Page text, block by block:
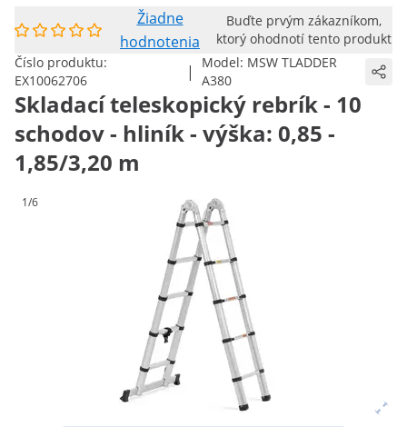
Žiadne
hodnotenia
Buďte prvým zákazníkom,
ktorý ohodnotí tento produkt
Číslo produktu:
EX10062706
| Model: MSW TLADDER
A380
Skladací teleskopický rebrík - 10
schodov - hliník - výška: 0,85 -
1,85/3,20 m
1/6